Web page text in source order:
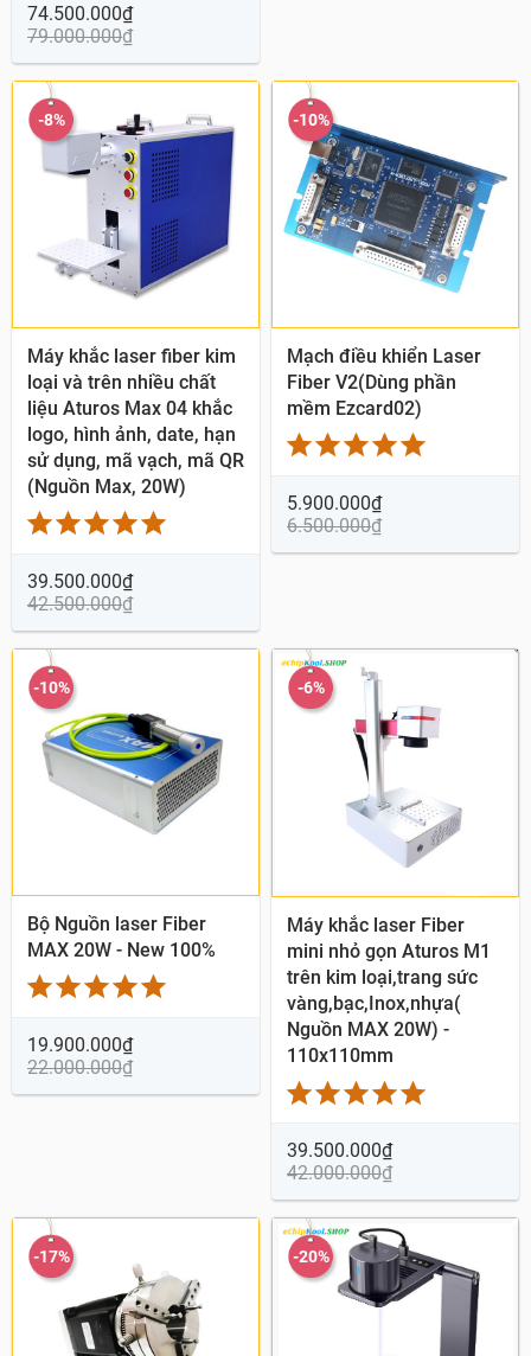
74.500.000₫
79.000.000₫
-8%
Quick View
Máy khắc laser fiber kim
loại và trên nhiều chất
liệu Aturos Max 04 khắc
logo, hình ảnh, date, hạn
sử dụng, mã vạch, mã QR
(Nguồn Max, 20W)
39.500.000₫
42.500.000₫
-10%
Quick View
Mạch điều khiển Laser
Fiber V2(Dùng phần
mềm Ezcard02)
5.900.000₫
6.500.000₫
-10%
Quick View
Bộ Nguồn laser Fiber
MAX 20W - New 100%
19.900.000₫
22.000.000₫
-6%
Quick View
Máy khắc laser Fiber
mini nhỏ gọn Aturos M1
trên kim loại,trang sức
vàng,bạc,Inox,nhựa(
Nguồn MAX 20W) -
110x110mm
39.500.000₫
42.000.000₫
-17% -20%